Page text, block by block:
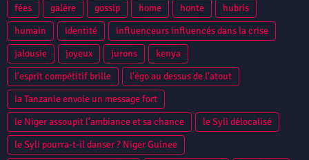
fées
galère gossip home honte
hubris
humain
identité
influenceurs influencés dans la crise
jalousie
joyeux jurons
kenya
l'esprit compétitif brille
l'égo au dessus de l'atout
la Tanzanie envoie un message fort
le Niger assoupit l’ambiance et sa chance
le Syli délocalisé
le Syli pourra-t-il danser ? Niger Guinee